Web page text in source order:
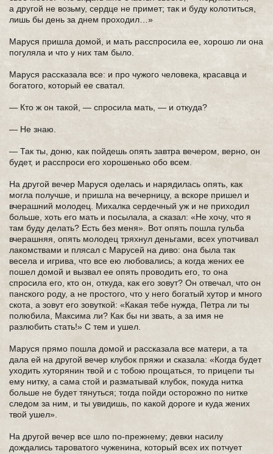
а другой не возьму, сердце не примет; так и буду колотиться,
лишь бы день за днем проходил…»
Маруся пришла домой, и мать расспросила ее, хорошо ли она
погуляла и что у них там было.
Маруся рассказала все: и про чужого человека, красавца и
богатого, который ее сватал.
— Кто ж он такой, — спросила мать, — и откуда?
— Не знаю.
— Так ты, доню, как пойдешь опять завтра вечером, верно, он
будет, и расспроси его хорошенько обо всем.
На другой вечер Маруся оделась и нарядилась опять, как
могла получше, и пришла на вечерницу, а вскоре пришел и
вчерашний молодец. Михалка сердечный уж и не приходил
больше, хоть его мать и посылала, а сказал: «Не хочу, что я
там буду делать? Есть без меня». Вот опять пошла гульба
вчерашняя, опять молодец тряхнул деньгами, всех употчивал
лакомствами и плясал с Марусей на диво: она была так
весела и игрива, что все ею любовались; а когда жених ее
пошел домой и вызвал ее опять проводить его, то она
спросила его, кто он, откуда, как его зовут? Он отвечал, что он
панского роду, а не простого, что у него богатый хутор и много
скота, а зовут его зовуткой: «Какая тебе нужда, Петра ли ты
полюбила, Максима ли? Как бы ни звать, а за имя не
разлюбить стать!» С тем и ушел.
Маруся прямо пошла домой и рассказала все матери, а та
дала ей на другой вечер клубок пряжи и сказала: «Когда будет
уходить хуторянин твой и с тобою прощаться, то прицепи ты
ему нитку, а сама стой и разматывай клубок, покуда нитка
больше не будет тянуться; тогда пойди осторожно по нитке
следом за ним, и ты увидишь, по какой дороге и куда жених
твой ушел».
На другой вечер все шло по-прежнему; девки насилу
дождались тароватого чуженина, который всех их потчует